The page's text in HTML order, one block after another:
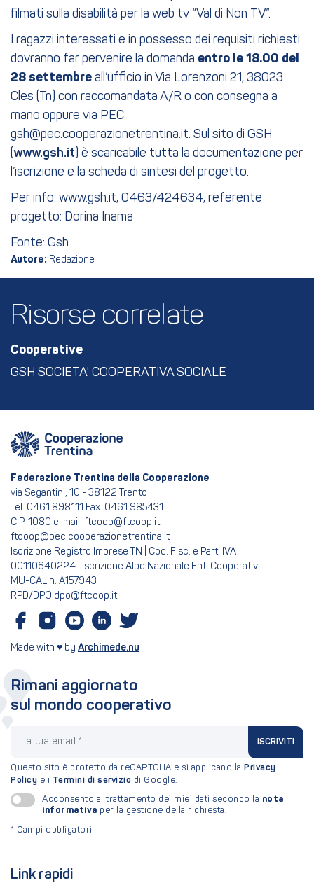
filmati sulla disabilità per la web tv “Val di Non TV”.
I ragazzi interessati e in possesso dei requisiti richiesti
dovranno far pervenire la domanda entro le 18.00 del
28 settembre all’ufficio in Via Lorenzoni 21, 38023
Cles (Tn) con raccomandata A/R o con consegna a
mano oppure via PEC
gsh@pec.cooperazionetrentina.it. Sul sito di GSH
(www.gsh.it) è scaricabile tutta la documentazione per
l’iscrizione e la scheda di sintesi del progetto.
Per info: www.gsh.it, 0463/424634, referente
progetto: Dorina Inama
Fonte: Gsh
Autore: Redazione
Risorse correlate
Cooperative
GSH SOCIETA' COOPERATIVA SOCIALE
Federazione Trentina della Cooperazione
via Segantini, 10 - 38122 Trento
Tel: 0461.898111 Fax: 0461.985431
C.P. 1080 e-mail: ftcoop@ftcoop.it
ftcoop@pec.cooperazionetrentina.it
Iscrizione Registro Imprese TN | Cod. Fisc. e Part. IVA
00110640224 | Iscrizione Albo Nazionale Enti Cooperativi
MU-CAL n. A157943
RPD/DPO dpo@ftcoop.it
Made with ♥ by Archimede.nu
Link rapidi
Rimani aggiornato
sul mondo cooperativo
ISCRIVITI
Questo sito è protetto da reCAPTCHA e si applicano la Privacy
Policy e i Termini di servizio di Google.
Acconsento al trattamento dei miei dati secondo la nota
informativa per la gestione della richiesta.
* Campi obbligatori